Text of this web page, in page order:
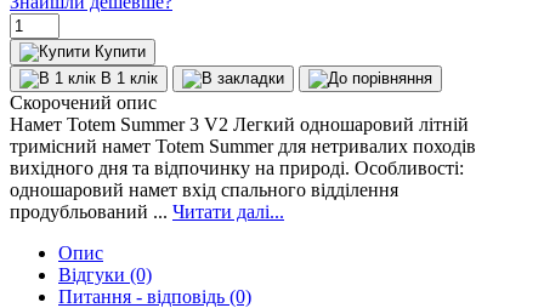
Купити
В 1 клік
Скорочений опис
Намет Totem Summer 3 V2 Легкий одношаровий літній
тримісний намет Totem Summer для нетривалих походів
вихідного дня та відпочинку на природі. Особливості:
одношаровий намет вхід спального відділення
продубльований ... Читати далі...
Опис
Відгуки (0)
Питання - відповідь (0)